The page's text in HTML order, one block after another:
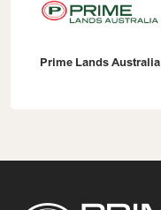
Prime Lands Australia